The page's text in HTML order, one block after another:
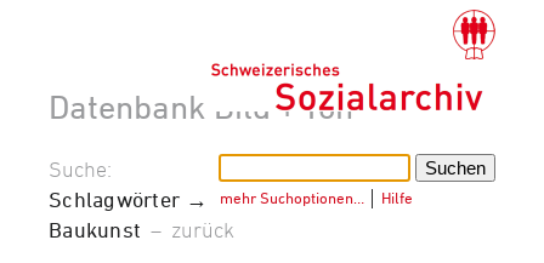
Datenbank Bild + Ton
mehr Suchoptionen… Hilfe
Suche:
Schlagwörter →
Baukunst – zurück